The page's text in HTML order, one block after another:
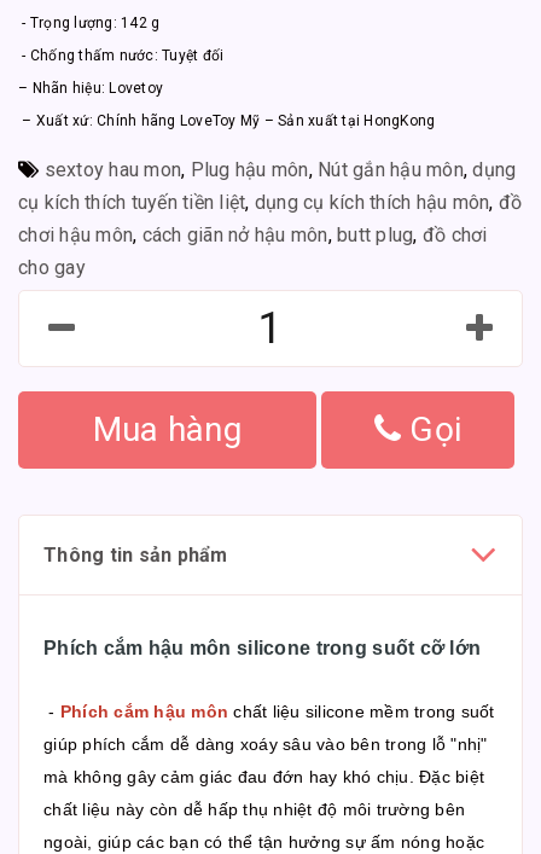
- Trọng lượng: 142 g
- Chống thấm nước: Tuyệt đối
– Nhãn hiệu: Lovetoy
– Xuất xứ: Chính hãng LoveToy Mỹ – Sản xuất tại HongKong
sextoy hau mon, Plug hậu môn, Nút gắn hậu môn,dụng
cụ kích thích tuyến tiền liệt, dụng cụ kích thích hậu môn, đồ
chơi hậu môn, cách giãn nở hậu môn, butt plug, đồ chơi
cho gay
Mua hàng Gọi
Thông tin sản phẩm
Phích cắm hậu môn silicone trong suốt cỡ lớn
- Phích cắm hậu môn chất liệu silicone mềm trong suốt
giúp phích cắm dễ dàng xoáy sâu vào bên trong lỗ "nhị"
mà không gây cảm giác đau đớn hay khó chịu. Đặc biệt
chất liệu này còn dễ hấp thụ nhiệt độ môi trường bên
ngoài, giúp các bạn có thể tận hưởng sự ấm nóng hoặc